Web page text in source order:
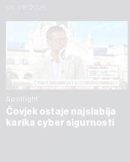
Spotlight
Čovjek ostaje najslabija
karika cyber sigurnosti